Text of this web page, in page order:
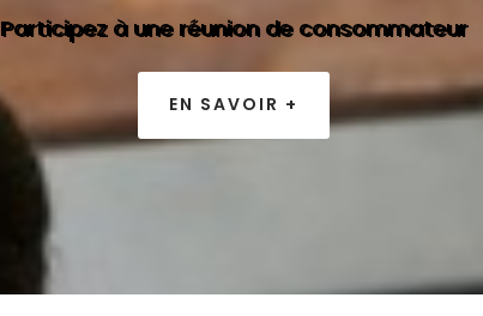
Participez à une réunion de consommateur
EN SAVOIR +